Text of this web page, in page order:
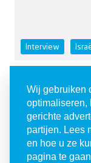
Interview
‘Een stem
hebben’
Met de stichting
Joodse
Wij gebruiken
optimaliseren,
gerichte
partijen. Lees
en hoe u ze
pagina te